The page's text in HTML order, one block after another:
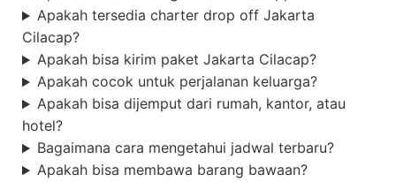
Apakah tersedia charter drop off Jakarta
Cilacap?
Apakah bisa kirim paket Jakarta Cilacap?
Apakah cocok untuk perjalanan keluarga?
Apakah bisa dijemput dari rumah, kantor, atau
hotel?
Bagaimana cara mengetahui jadwal terbaru?
Apakah bisa membawa barang bawaan?